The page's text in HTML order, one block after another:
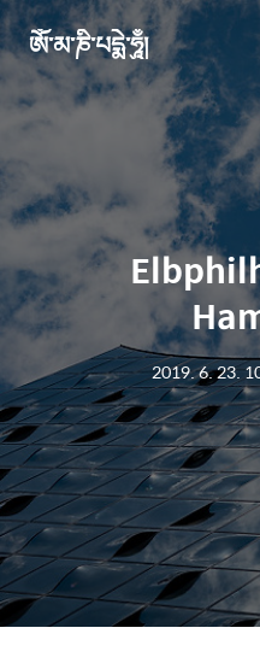
ཨོཾ་མ་ཎི་པདྨེ་ཧཱུྃ།
2019. 6. 23.